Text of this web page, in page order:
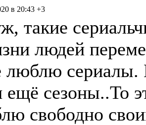
в 20:43 +3
такие
людей
люблю сериалы.
ещё сезоны..То
свободно